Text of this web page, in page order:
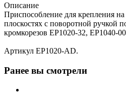
Описание
Приспособление для крепления
плоскостях с поворотной ручкой
кромкорезов EP1020-32, EP1040-
Артикул EP1020-AD.
Ранее вы смотрели